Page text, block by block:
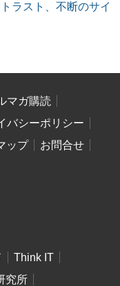
ラスト、不断のサイ
マガ購読
バシーポリシー
ップ
お問合せ
Think IT
究所